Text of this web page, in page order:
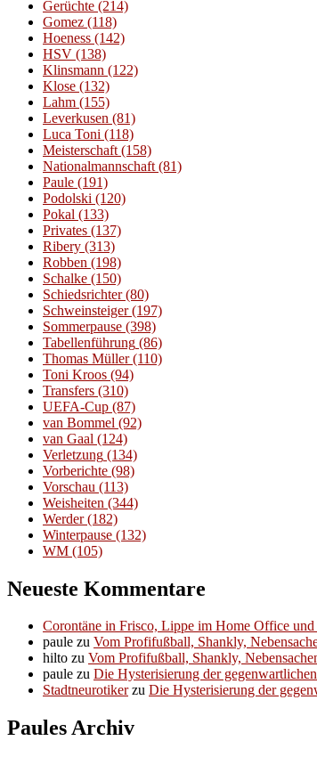
Gerüchte (214)
Gomez (118)
Hoeness (142)
HSV (138)
Klinsmann (122)
Klose (132)
Lahm (155)
Leverkusen (81)
Luca Toni (118)
Meisterschaft (158)
Nationalmannschaft (81)
Paule (191)
Podolski (120)
Pokal (133)
Privates (137)
Ribery (313)
Robben (198)
Schalke (150)
Schiedsrichter(80)
Schweinsteiger(197)
Sommerpause (398)
Tabellenführung (86)
Thomas Müller(110)
Toni Kroos (94)
Transfers (310)
UEFA-Cup (87)
van Bommel (92)
van Gaal (124)
Verletzung (134)
Vorberichte (98)
Vorschau (113)
Weisheiten (344)
Werder(182)
Winterpause (132)
WM (105)
Neueste Kommentare
Corontäne in Frisco, Lippe im Home Office
paule zu Vom Profifußball, Shankly,
hilto zu Vom Profifußball, Shankly,
paule zu Die Hysterisierung der
Stadtneurotikerzu Die Hysterisierung der
Paules Archiv